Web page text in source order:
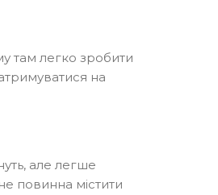
там легко зробити
на
але легше
повинна містити